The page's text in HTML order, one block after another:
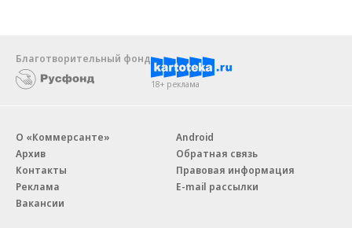
Благотворительный фонд
18+ реклама
О «Коммерсанте»
Архив
Контакты
Реклама
Вакансии
Android
Обратная связь
Правовая информация
E-mail рассылки